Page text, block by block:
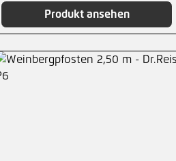
Produkt ansehen